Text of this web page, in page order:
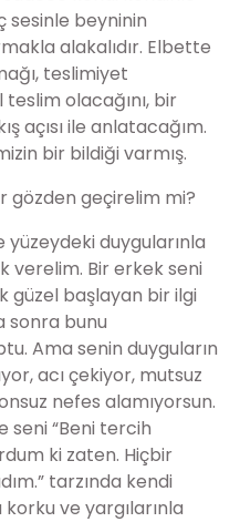
sesinle beyninin
alakalıdır. Elbette
teslimiyet
teslim olacağını, bir
açısı ile anlatacağım.
bir bildiği varmış.
gözden geçirelim mi?
yüzeydeki duygularınla
verelim. Bir erkek seni
güzel başlayan bir ilgi
sonra bunu
Ama senin duyguların
acı çekiyor, mutsuz
nefes alamıyorsun.
seni “Beni tercih
ki zaten. Hiçbir
tarzında kendi
ve yargılarınla